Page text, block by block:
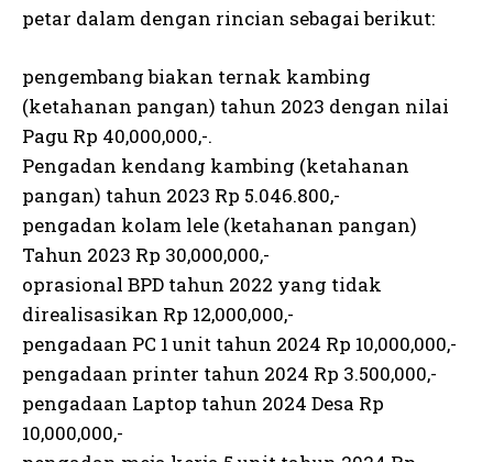
petar dalam dengan rincian sebagai berikut:
pengembang biakan ternak kambing
(ketahanan pangan) tahun 2023 dengan nilai
Pagu Rp 40,000,000,-.
Pengadan kendang kambing (ketahanan
pangan) tahun 2023 Rp 5.046.800,-
pengadan kolam lele (ketahanan pangan)
Tahun 2023 Rp 30,000,000,-
oprasional BPD tahun 2022 yang tidak
direalisasikan Rp 12,000,000,-
pengadaan PC 1 unit tahun 2024 Rp 10,000,000,-
pengadaan printer tahun 2024 Rp 3.500,000,-
pengadaan Laptop tahun 2024 Desa Rp
10,000,000,-